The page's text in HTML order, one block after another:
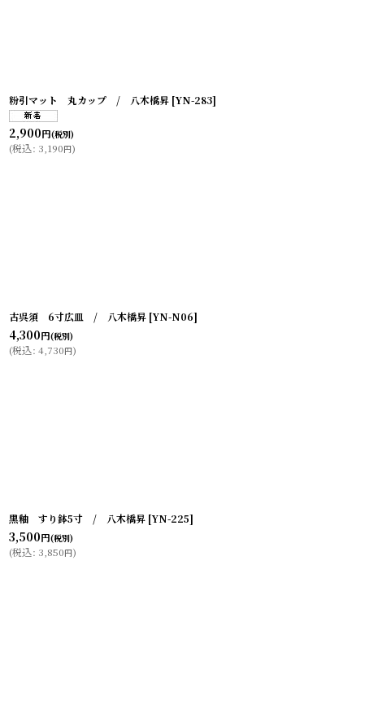
粉引マット 丸カップ / 八木橋昇 [YN-283]
2,900円(税別)
(税込: 3,190円)
古呉須 6寸広皿 / 八木橋昇 [YN-N06]
4,300円(税別)
(税込: 4,730円)
黒釉 すり鉢5寸 / 八木橋昇 [YN-225]
3,500円(税別)
(税込: 3,850円)